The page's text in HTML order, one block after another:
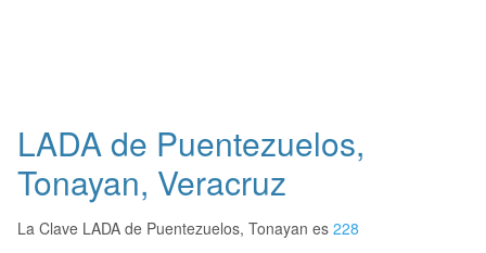
LADA de Puentezuelos,
Tonayan, Veracruz
La Clave LADA de Puentezuelos, Tonayan es 228